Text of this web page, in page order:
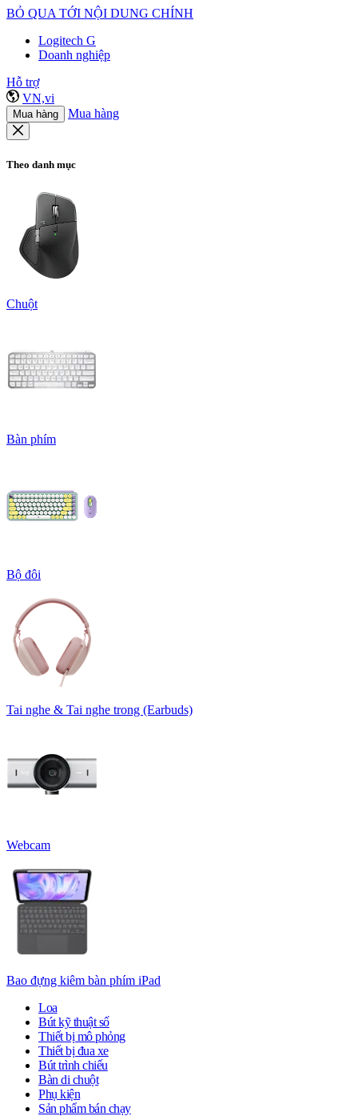
BỎ QUA TỚI NỘI DUNG CHÍNH
Logitech G
Doanh nghiệp
Hỗ trợ
VN,vi
Mua hàng Mua hàng
Theo danh mục
Chuột
Bàn phím
Bộ đôi
Tai nghe & Tai nghe trong (Earbuds)
Webcam
Bao đựng kiêm bàn phím iPad
Loa
Bút kỹ thuật số
Thiết bị mô phỏng
Thiết bị đua xe
Bút trình chiếu
Bàn di chuột
Phụ kiện
Sản phẩm bán chạy